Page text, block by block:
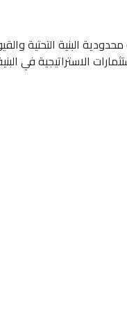
البنية التحتية
الاستراتيجية في